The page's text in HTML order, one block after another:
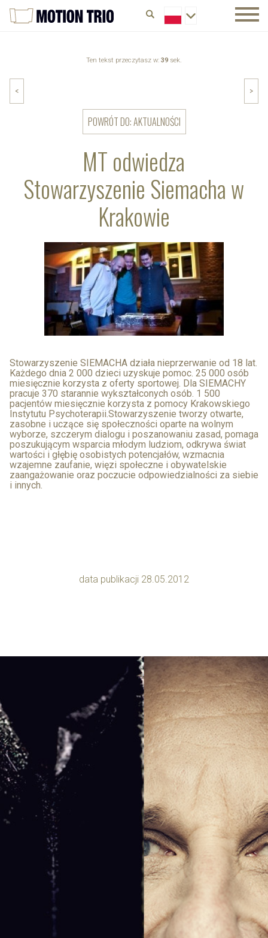
Ten tekst przeczytasz w: 39 sek.
MT odwiedza
Stowarzyszenie Siemacha w
Krakowie
< >
POWRÓT DO: AKTUALNOŚCI
Stowarzyszenie SIEMACHA działa nieprzerwanie od 18 lat.
Każdego dnia 2 000 dzieci uzyskuje pomoc. 25 000 osób
miesięcznie korzysta z oferty sportowej. Dla SIEMACHY
pracuje 370 starannie wykształconych osób. 1 500
pacjentów miesięcznie korzysta z pomocy Krakowskiego
Instytutu Psychoterapii.Stowarzyszenie tworzy otwarte,
zasobne i uczące się społeczności oparte na wolnym
wyborze, szczerym dialogu i poszanowaniu zasad, pomaga
poszukującym wsparcia młodym ludziom, odkrywa świat
wartości i głębię osobistych potencjałów, wzmacnia
wzajemne zaufanie, więzi społeczne i obywatelskie
zaangażowanie oraz poczucie odpowiedzialności za siebie
i innych.
data publikacji 28.05.2012